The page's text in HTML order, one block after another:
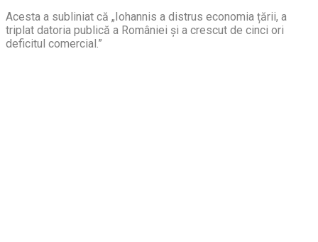
Acesta a subliniat că „Iohannis a distrus economia țării, a
triplat datoria publică a României și a crescut de cinci ori
deficitul comercial.”